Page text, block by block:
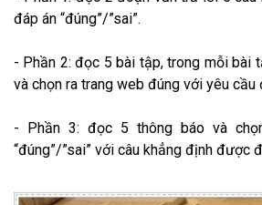
đáp án “đúng”/”sai”.
- Phần 2: đọc 5 bài tập, trong mỗi bài
và chọn ra trang web đúng với yêu cầu
- Phần 3: đọc 5 thông báo và
“đúng”/”sai” với câu khẳng định được